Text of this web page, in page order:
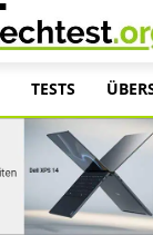
TESTS